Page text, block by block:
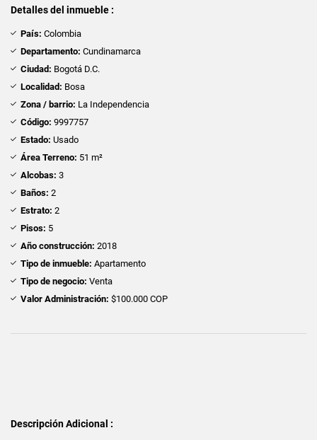
Detalles del inmueble :
País: Colombia
Departamento: Cundinamarca
Ciudad: Bogotá D.C.
Localidad: Bosa
Zona / barrio: La Independencia
Código: 9997757
Estado: Usado
Área Terreno: 51 m²
Alcobas: 3
Baños: 2
Estrato: 2
Pisos: 5
Año construcción: 2018
Tipo de inmueble: Apartamento
Tipo de negocio: Venta
Valor Administración: $100.000 COP
Descripción Adicional :